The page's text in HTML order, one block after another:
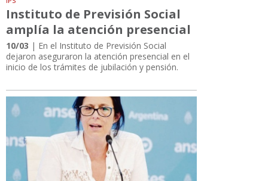
Instituto de Previsión Social
amplía la atención presencial
10/03 | En el Instituto de Previsión Social
dejaron aseguraron la atención presencial en el
inicio de los trámites de jubilación y pensión.